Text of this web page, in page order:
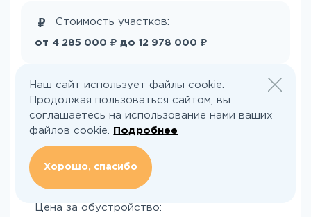
Стоимость участков:
от 4 285 000 ₽ до 12 978 000 ₽
Площадь домов:
от 70 до 320 м 2
Стоимость домов:
от5 780 000 ₽до 22 729 000
Цена за обустройство:
Наш сайт использует файлы cookie.
Продолжая пользоваться сайтом, вы
соглашаетесь на использование нами ваших
файлов cookie.
Подробнее
Хорошо, спасибо